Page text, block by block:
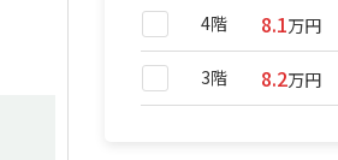
4階 8.1万円
3階 8.2万円